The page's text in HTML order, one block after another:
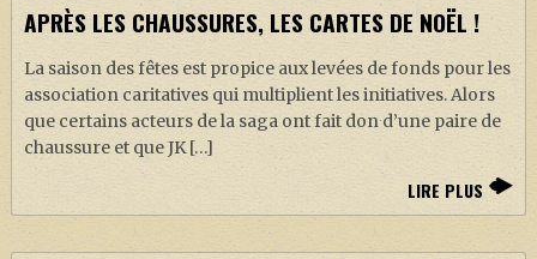
APRÈS LES CHAUSSURES, LES CARTES DE NOËL !
La saison des fêtes est propice aux levées de fonds pour les
association caritatives qui multiplient les initiatives. Alors
que certains acteurs de la saga ont fait don d’une paire de
chaussure et que JK […]
LIRE PLUS